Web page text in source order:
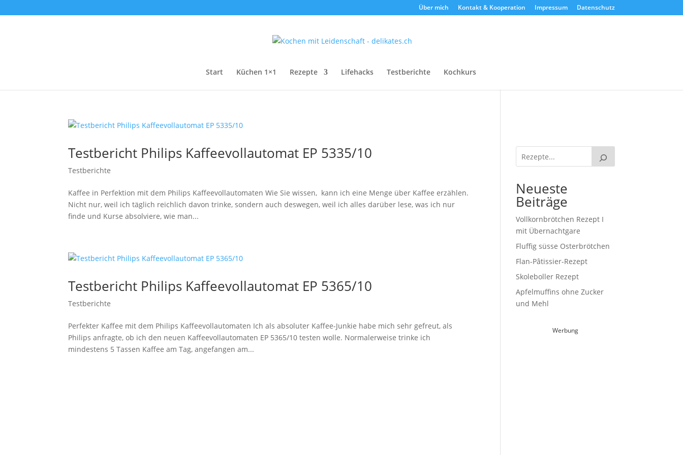
Über mich Kontakt & Kooperation Impressum Datenschutz
Start Küchen 1×1 Rezepte Lifehacks Testberichte Kochkurs
Testbericht Philips Kaffeevollautomat EP 5335/10
Testberichte
Kaffee in Perfektion mit dem Philips Kaffeevollautomaten Wie Sie wissen, kann ich eine Menge über Kaffee erzählen.
Nicht nur, weil ich täglich reichlich davon trinke, sondern auch deswegen, weil ich alles darüber lese, was ich nur
finde und Kurse absolviere, wie man...
Testbericht Philips Kaffeevollautomat EP 5365/10
Testberichte
Perfekter Kaffee mit dem Philips Kaffeevollautomaten Ich als absoluter Kaffee-Junkie habe mich sehr gefreut, als
Philips anfragte, ob ich den neuen Kaffeevollautomaten EP 5365/10 testen wolle. Normalerweise trinke ich
mindestens 5 Tassen Kaffee am Tag, angefangen am...
Neueste
Beiträge
Vollkornbrötchen Rezept I
mit Übernachtgare
Fluffig süsse Osterbrötchen
Flan-Pâtissier-Rezept
Skoleboller Rezept
Apfelmuffins ohne Zucker
und Mehl
Werbung